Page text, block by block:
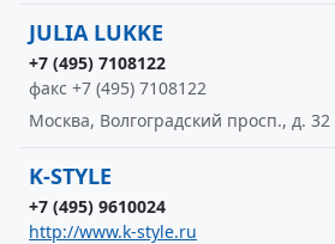
JULIA LUKKE
+7 (495) 7108122
факс +7 (495) 7108122
Москва, Волгоградский просп., д. 32
K-STYLE
+7 (495) 9610024
http://www.k-style.ru